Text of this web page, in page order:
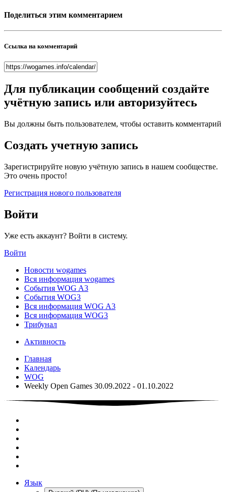
Поделиться этим комментарием
Ссылка на комментарий
Для публикации сообщений создайте
учётную запись или авторизуйтесь
Вы должны быть пользователем, чтобы оставить комментарий
Создать учетную запись
Зарегистрируйте новую учётную запись в нашем сообществе.
Это очень просто!
Регистрация нового пользователя
Войти
Уже есть аккаунт? Войти в систему.
Войти
Новости wogames
Вся информация wogames
События WOG A3
События WOG3
Вся информация WOG A3
Вся информация WOG3
Трибунал
Активность
Главная
Календарь
WOG
Weekly Open Games 30.09.2022 - 01.10.2022
Язык